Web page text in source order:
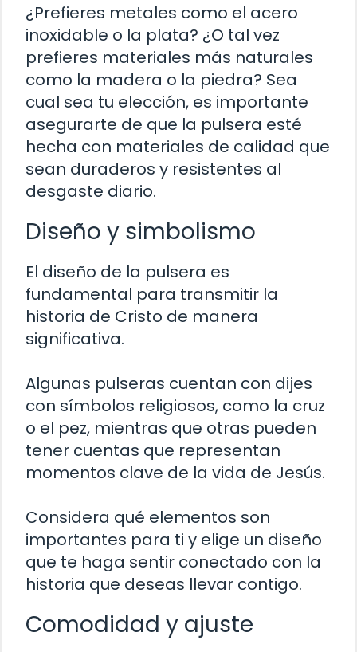
¿Prefieres metales como el acero
inoxidable o la plata? ¿O tal vez
prefieres materiales más naturales
como la madera o la piedra? Sea
cual sea tu elección, es importante
asegurarte de que la pulsera esté
hecha con materiales de calidad que
sean duraderos y resistentes al
desgaste diario.
Diseño y simbolismo
El diseño de la pulsera es
fundamental para transmitir la
historia de Cristo de manera
significativa.
Algunas pulseras cuentan con dijes
con símbolos religiosos, como la cruz
o el pez, mientras que otras pueden
tener cuentas que representan
momentos clave de la vida de Jesús.
Considera qué elementos son
importantes para ti y elige un diseño
que te haga sentir conectado con la
historia que deseas llevar contigo.
Comodidad y ajuste